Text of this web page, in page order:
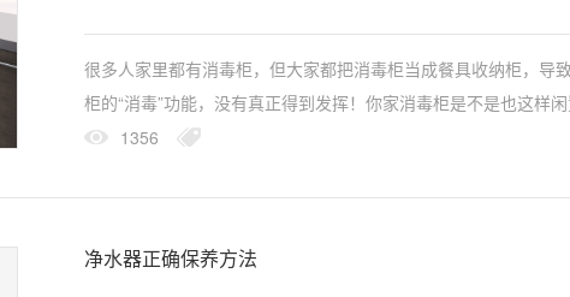
很多人家里都有消毒柜，但大家都把消毒柜当成餐具收纳柜，导
柜的“消毒”功能，没有真正得到发挥！你家消毒柜是不是也这样
呢？人们的健康生活与餐具卫生息息相关，餐具消毒可以让饮食更
1356
净水器正确保养方法